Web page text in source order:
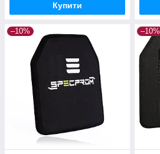
Купити
–10% –10%